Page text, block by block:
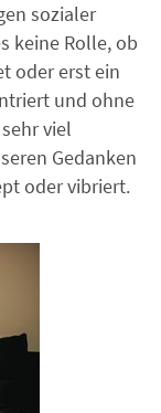
sozialer
keine Rolle, ob
oder erst ein
und ohne
viel
Gedanken
oder vibriert.